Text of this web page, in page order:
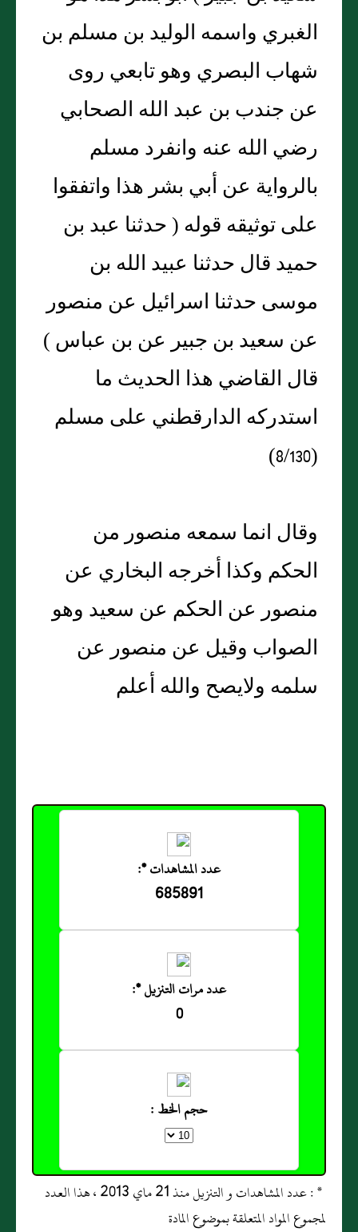
الغبري واسمه الوليد بن مسلم بن
شهاب البصري وهو تابعي روى
عن جندب بن عبد الله الصحابي
رضي الله عنه وانفرد مسلم
بالرواية عن أبي بشر هذا واتفقوا
على توثيقه قوله ( حدثنا عبد بن
حميد قال حدثنا عبيد الله بن
موسى حدثنا اسرائيل عن منصور
عن سعيد بن جبير عن بن عباس )
قال القاضي هذا الحديث ما
استدركه الدارقطني على مسلم
(8/130)
وقال انما سمعه منصور من
الحكم وكذا أخرجه البخاري عن
منصور عن الحكم عن سعيد وهو
الصواب وقيل عن منصور عن
سلمه ولايصح والله أعلم
عدد المشاهدات *:
685891
عدد مرات التنزيل *:
0
حجم الخط :
* : عدد المشاهدات و التنزيل منذ 21 ماي 2013 ، هذا العدد
لمجموع المواد المتعلقة بموضوع المادة